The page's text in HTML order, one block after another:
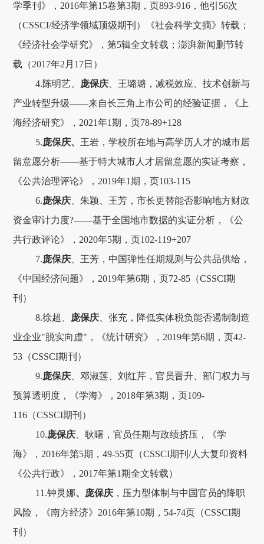
学季刊》，2016年第15卷第3期，页893-916，他引56次
（CSSCI/经济学领域顶级期刊）《社会科学文摘》转载；
《经济社会学研究》，第5辑全文转载；澎湃新闻删节转
载（2017年2月17日）
4.陈明艺、
庞保庆、王璐璐，减税效应、技术创新与
产业转型升级——来自长三角上市公司的经验证据，《上
海经济研究》，2021年1期，页78-89+128
5.庞保庆、 王岩，学校所在地与高学历人才的城市居
留意愿分析——基于特大城市人才居留意愿的实证考察，
《公共治理评论》，2019年1期，页103-115
6.庞保庆、朱颖、王芳，市长更替能否影响地方财政
资金审计力度?——基于全国地市数据的实证分析，《公
共行政评论》，2020年5期，页102-119+207
7.庞保庆、王芳，中国弹性任期规则与公共品供给，
《中国经济问题》，2019年第6期，页72-85（CSSCI期
刊）
8.徐超、
庞保庆、张充，降低实体税负能否遏制制造
业企业"脱实向虚"，《统计研究》，2019年第6期，页42-
53（CSSCI期刊）
9.庞保庆、邓淑莲、刘红芹，官员晋升、部门权力与
预算透明度，《学海》，2018年第3期，页109-
116（CSSCI期刊）
10.庞保庆、耿曙，官员任期与政绩挤压，《学
海》，2016年第5期，49-55页（CSSCI期刊/人大复印资料
《公共行政》，2017年第1期全文转载）
11.钟灵娜、庞保庆，压力型体制与中国官员的降职
风险，《南方经济》2016年第10期，54-74页（CSSCI期
刊）